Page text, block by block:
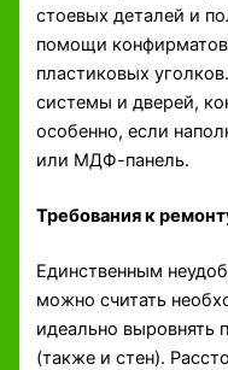
стоевых деталей и
помощи
пластиковых
системы и дверей,
особенно, если
или МДФ-панель.
Требования к
Единственным
можно считать
идеально выровнять
(также и стен).